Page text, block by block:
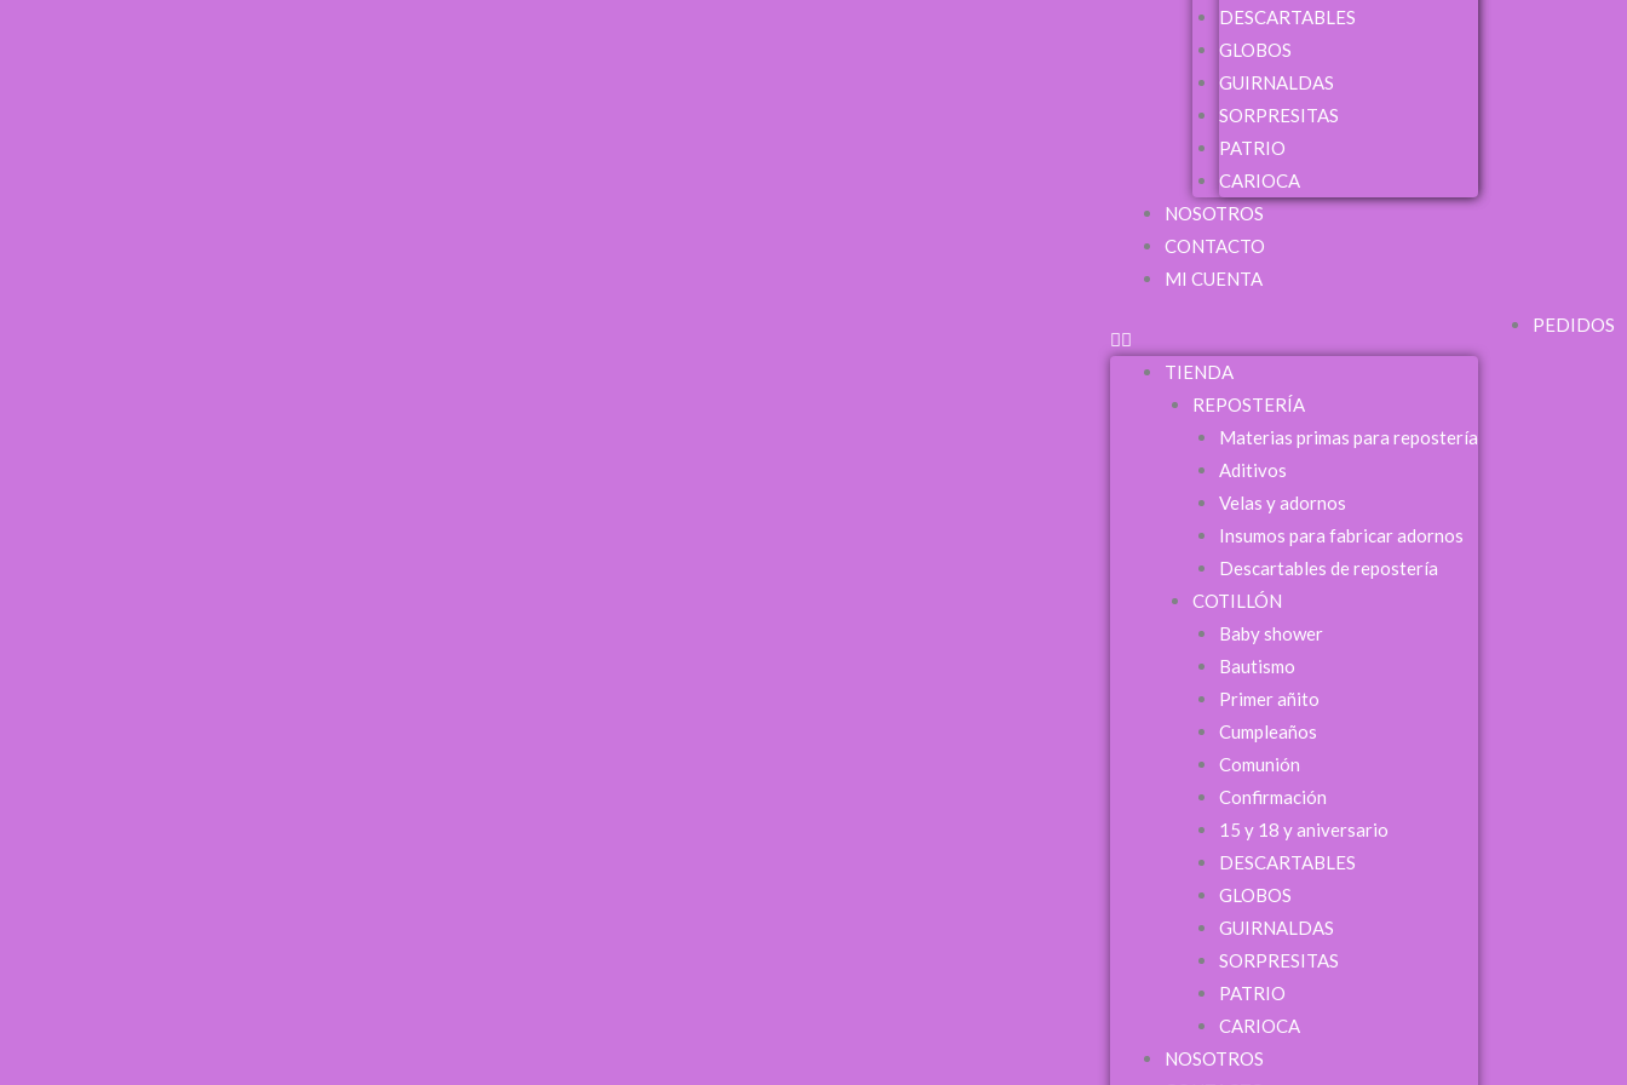
DESCARTABLES
GLOBOS
GUIRNALDAS
SORPRESITAS
PATRIO
CARIOCA
NOSOTROS
CONTACTO
MI CUENTA
TIENDA
REPOSTERÍA
Materias primas para repostería
Aditivos
Velas y adornos
Insumos para fabricar adornos
Descartables de repostería
COTILLÓN
Baby shower
Bautismo
Primer añito
Cumpleaños
Comunión
Confirmación
15 y 18 y aniversario
DESCARTABLES
GLOBOS
GUIRNALDAS
SORPRESITAS
PATRIO
CARIOCA
NOSOTROS
PEDIDOS
Apellidos